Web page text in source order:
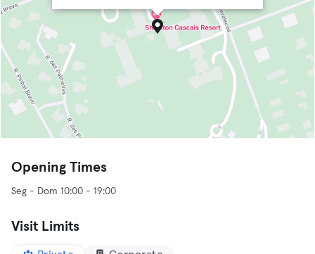
Opening Times
Seg - Dom 10:00 - 19:00
Visit Limits